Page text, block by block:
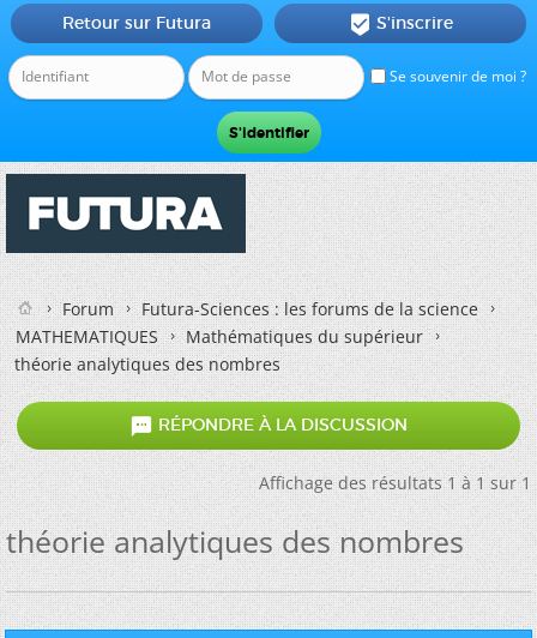
Se souvenir de moi ?
Retour sur Futura  S'inscrire
Forum
Futura-Sciences : les forums de la science
MATHEMATIQUES
Mathématiques du supérieur
théorie analytiques des nombres
 RÉPONDRE À LA DISCUSSION
Affichage des résultats 1 à 1 sur 1
théorie analytiques des nombres